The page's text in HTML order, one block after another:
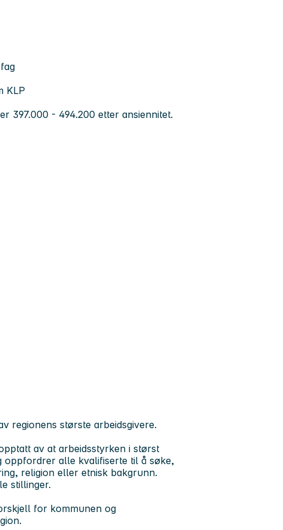
KLP
397.000 - 494.200 etter ansiennitet.
regionens største arbeidsgivere.
av at arbeidsstyrken i størst
oppfordrer alle kvalifiserte til å søke,
religion eller etnisk bakgrunn.
stillinger.
for kommunen og